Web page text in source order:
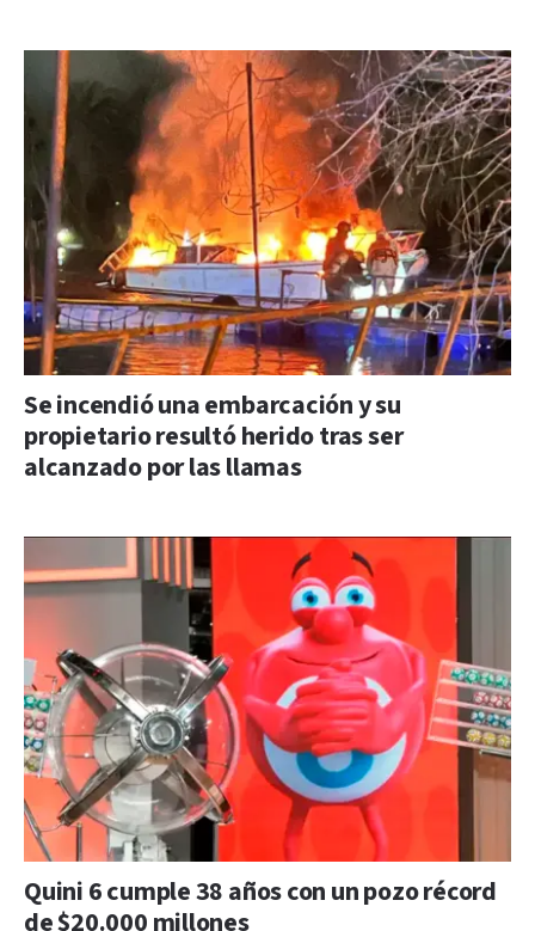
Se incendió una embarcación y su
propietario resultó herido tras ser
alcanzado por las llamas
Quini 6 cumple 38 años con un pozo récord
de $20.000 millones